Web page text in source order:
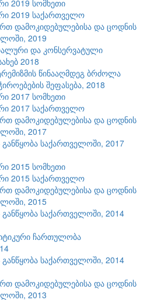
2019 სომხეთი
2019 საქართველო
დამოკიდებულებისა და ცოდნის
2019
და კონსერვატული
2018
წინააღმდეგ ბრძოლა
შეფასება, 2018
2017 სომხეთი
2017 საქართველო
დამოკიდებულებისა და ცოდნის
2017
განწყობა საქართველოში, 2017
2015 სომხეთი
2015 საქართველო
დამოკიდებულებისა და ცოდნის
2015
განწყობა საქართველოში, 2014
ჩართულობა
განწყობა საქართველოში, 2014
დამოკიდებულებისა და ცოდნის
2013